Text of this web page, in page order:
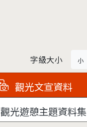
字級大小 小
觀光文宣資料
觀光遊憩主題資料集